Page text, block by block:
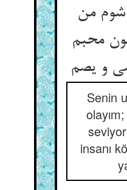
شوم من
محبم
Senin
insanı